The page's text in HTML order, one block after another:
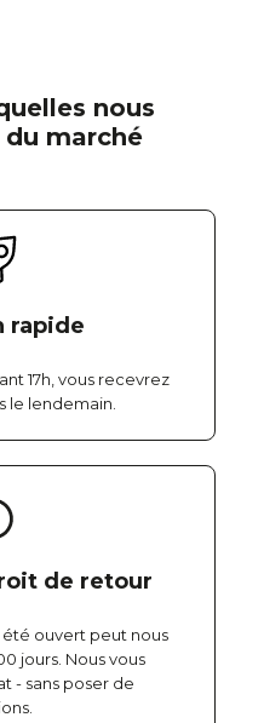
nous
marché
rapide
17h, vous recevrez
le lendemain.
de retour
été ouvert peut nous
jours. Nous vous
- sans poser de